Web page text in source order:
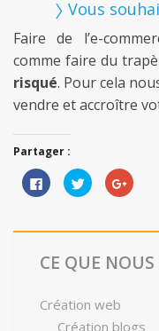
〉 Vous
Faire de l’e-
comme faire du
risqué. Pour cela
vendre et accroître
Partager :
Cliquez
pour
partager
dans
nouvelle
fenêtre)
Cliquez
pour
partager
dans
nouvelle
fenêtre)
Cliquez
pour
(ouvre
une
CE QUE
Création web
Création blogs